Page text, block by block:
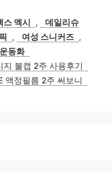
엑시 ,
데일리슈
, 여성 스니커즈 ,
동화
볼캡 2주 사용후기
액정필름 2주 써보니